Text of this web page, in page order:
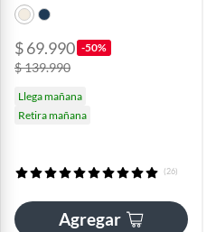
$ 69.990 -50%
$ 139.990
Llega mañana
Retira mañana
(26)
Agregar